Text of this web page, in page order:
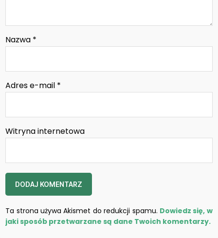
Nazwa *
Adres e-mail *
Witryna internetowa
Ta strona używa Akismet do redukcji spamu. Dowiedz się, w
jaki sposób przetwarzane są dane Twoich komentarzy.